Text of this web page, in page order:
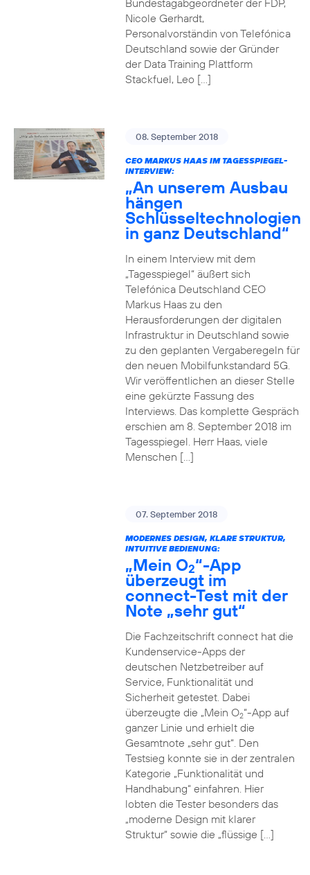
Bundestagabgeordneter der FDP,
Nicole Gerhardt,
Personalvorständin von Telefónica
Deutschland sowie der Gründer
der Data Training Plattform
Stackfuel, Leo […]
08. September 2018
CEO MARKUS HAAS IM TAGESSPIEGEL-
INTERVIEW:
„An unserem Ausbau
hängen
Schlüsseltechnologien
in ganz Deutschland“
In einem Interview mit dem
„Tagesspiegel“ äußert sich
Telefónica Deutschland CEO
Markus Haas zu den
Herausforderungen der digitalen
Infrastruktur in Deutschland sowie
zu den geplanten Vergaberegeln für
den neuen Mobilfunkstandard 5G.
Wir veröffentlichen an dieser Stelle
eine gekürzte Fassung des
Interviews. Das komplette Gespräch
erschien am 8. September 2018 im
Tagesspiegel. Herr Haas, viele
Menschen […]
07. September 2018
MODERNES DESIGN, KLARE STRUKTUR,
INTUITIVE BEDIENUNG:
„Mein O2“-App
überzeugt im
connect-Test mit der
Note „sehr gut“
Die Fachzeitschrift connect hat die
Kundenservice-Apps der
deutschen Netzbetreiber auf
Service, Funktionalität und
Sicherheit getestet. Dabei
überzeugte die „Mein O2“-App auf
ganzer Linie und erhielt die
Gesamtnote „sehr gut“. Den
Testsieg konnte sie in der zentralen
Kategorie „Funktionalität und
Handhabung“ einfahren. Hier
lobten die Tester besonders das
„moderne Design mit klarer
Struktur“ sowie die „flüssige […]